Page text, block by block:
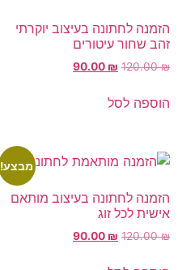
הזמנה לחתונה בעיצוב יוקרתי
זהב שחור עיטורים
120.00₪
90.00 ₪
הוספה לסל
מבצע!
הזמנה לחתונה בעיצוב מותאם
אישית לכל זוג
120.00₪
90.00 ₪